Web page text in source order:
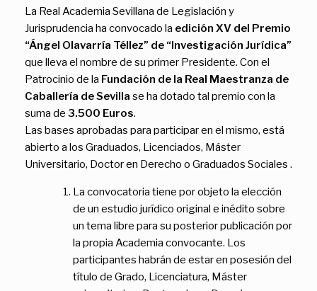
La Real Academia Sevillana de Legislación y
Jurisprudencia ha convocado la edición XV del Premio
“Ángel Olavarría Téllez” de “Investigación Jurídica”
que lleva el nombre de su primer Presidente. Con el
Patrocinio de la Fundación de la Real Maestranza de
Caballería de Sevilla se ha dotado tal premio con la
suma de 3.500 Euros.
Las bases aprobadas para participar en el mismo, está
abierto a los Graduados, Licenciados, Máster
Universitario, Doctor en Derecho o Graduados Sociales .
La convocatoria tiene por objeto la elección
de un estudio jurídico original e inédito sobre
un tema libre para su posterior publicación por
la propia Academia convocante. Los
participantes habrán de estar en posesión del
título de Grado, Licenciatura, Máster